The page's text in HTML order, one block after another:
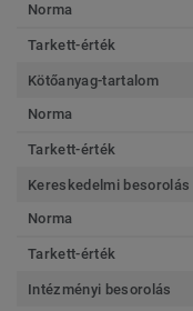
Norma
Tarkett-érték
Kötőanyag-tartalom
Norma
Tarkett-érték
Kereskedelmi besorolás
Norma
Tarkett-érték
Intézményi besorolás